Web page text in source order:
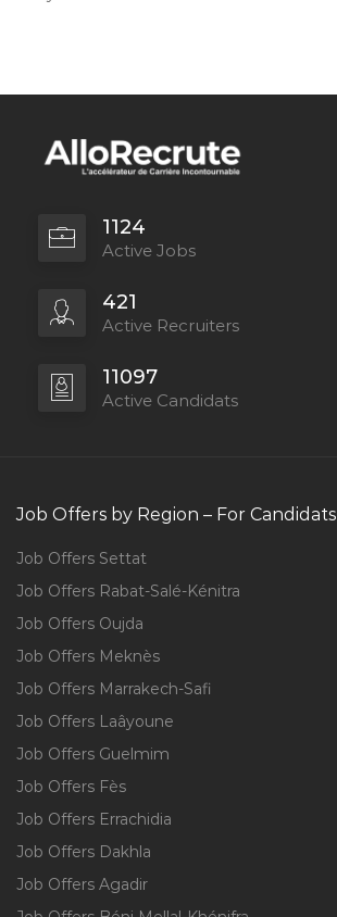
1124
Active Jobs
421
Active Recruiters
11097
Active Candidats
Job Offers by Region – For Candidats
Job Offers Settat
Job Offers Rabat-Salé-Kénitra
Job Offers Oujda
Job Offers Meknès
Job Offers Marrakech-Safi
Job Offers Laâyoune
Job Offers Guelmim
Job Offers Fès
Job Offers Errachidia
Job Offers Dakhla
Job Offers Agadir